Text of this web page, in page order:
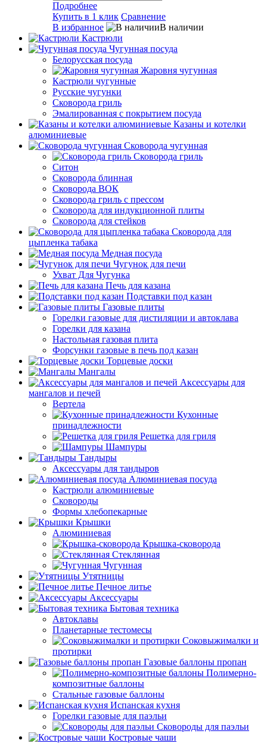
Подробнее
Купить в 1 клик Сравнение
В избранное
В наличии
Кастрюли
Чугунная посуда
Белорусская посуда
Жаровня чугунная
Кастрюли чугунные
Русские чугунки
Сковорода гриль
Эмалированная с покрытием посуда
Казаны и котелки
алюминиевые
Сковорода чугунная
Сковорода гриль
Ситон
Сковорода блинная
Сковорода ВОК
Сковорода гриль с прессом
Сковорода для индукционной плиты
Сковорода для стейков
Сковорода для
цыпленка табака
Медная посуда
Чугунок для печи
Ухват Для Чугунка
Печь для казана
Подставки под казан
Газовые плиты
Горелки газовые для дистиляции и автоклава
Горелки для казана
Настольная газовая плита
Форсунки газовые в печь под казан
Торцевые доски
Мангалы
Аксессуары для
мангалов и печей
Вертела
Кухонные
принадлежности
Решетка для гриля
Шампуры
Тандыры
Аксессуары для тандыров
Алюминиевая посуда
Кастрюли алюминиевые
Сковороды
Формы хлебопекарные
Крышки
Алюминиевая
Крышка-сковорода
Стеклянная
Чугунная
Утятницы
Печное литье
Аксессуары
Бытовая техника
Автоклавы
Планетарные тестомесы
Соковыжималки и
протирки
Газовые баллоны пропан
Полимерно-
композитные баллоны
Стальные газовые баллоны
Испанская кухня
Горелки газовые для паэльи
Сковороды для паэльи
Костровые чаши